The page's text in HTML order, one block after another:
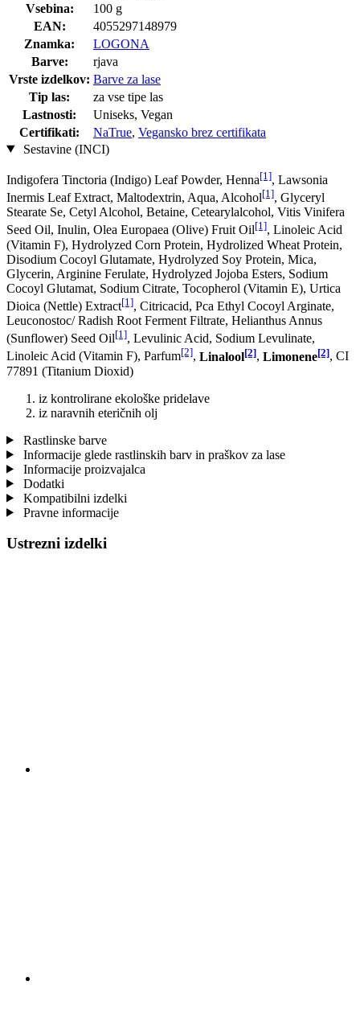
Vsebina:
100 g
EAN:
4055297148979
Znamka:
LOGONA
Barve:
rjava
Vrste izdelkov: Barve za lase
Tip las:
za vse tipe las
Lastnosti:
Uniseks, Vegan
Certifikati:
NaTrue, Vegansko brez certifikata
Sestavine (INCI)
Indigofera Tinctoria (Indigo) Leaf Powder, Henna[1], Lawsonia
Inermis Leaf Extract, Maltodextrin, Aqua, Alcohol[1], Glyceryl
Stearate Se, Cetyl Alcohol, Betaine, Cetearylalcohol, Vitis Vinifera
Seed Oil, Inulin, Olea Europaea (Olive) Fruit Oil[1], Linoleic Acid
(Vitamin F), Hydrolyzed Corn Protein, Hydrolized Wheat Protein,
Disodium Cocoyl Glutamate, Hydrolyzed Soy Protein, Mica,
Glycerin, Arginine Ferulate, Hydrolyzed Jojoba Esters, Sodium
Cocoyl Glutamat, Sodium Citrate, Tocopherol (Vitamin E), Urtica
Dioica (Nettle) Extract[1], Citricacid, Pca Ethyl Cocoyl Arginate,
Leuconostoc/ Radish Root Ferment Filtrate, Helianthus Annus
(Sunflower) Seed Oil[1], Levulinic Acid, Sodium Levulinate,
Linoleic Acid (Vitamin F), Parfum[2], Linalool[2], Limonene[2], CI
77891 (Titanium Dioxid)
iz kontrolirane ekološke pridelave
iz naravnih eteričnih olj
Rastlinske barve
Informacije glede rastlinskih barv in praškov za lase
Informacije proizvajalca
Dodatki
Kompatibilni izdelki
Pravne informacije
Ustrezni izdelki